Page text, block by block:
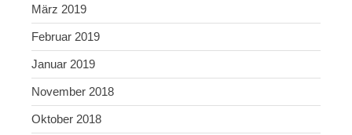
März 2019
Februar 2019
Januar 2019
November 2018
Oktober 2018